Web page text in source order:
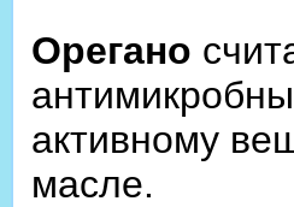
Орегано
активному
масле.